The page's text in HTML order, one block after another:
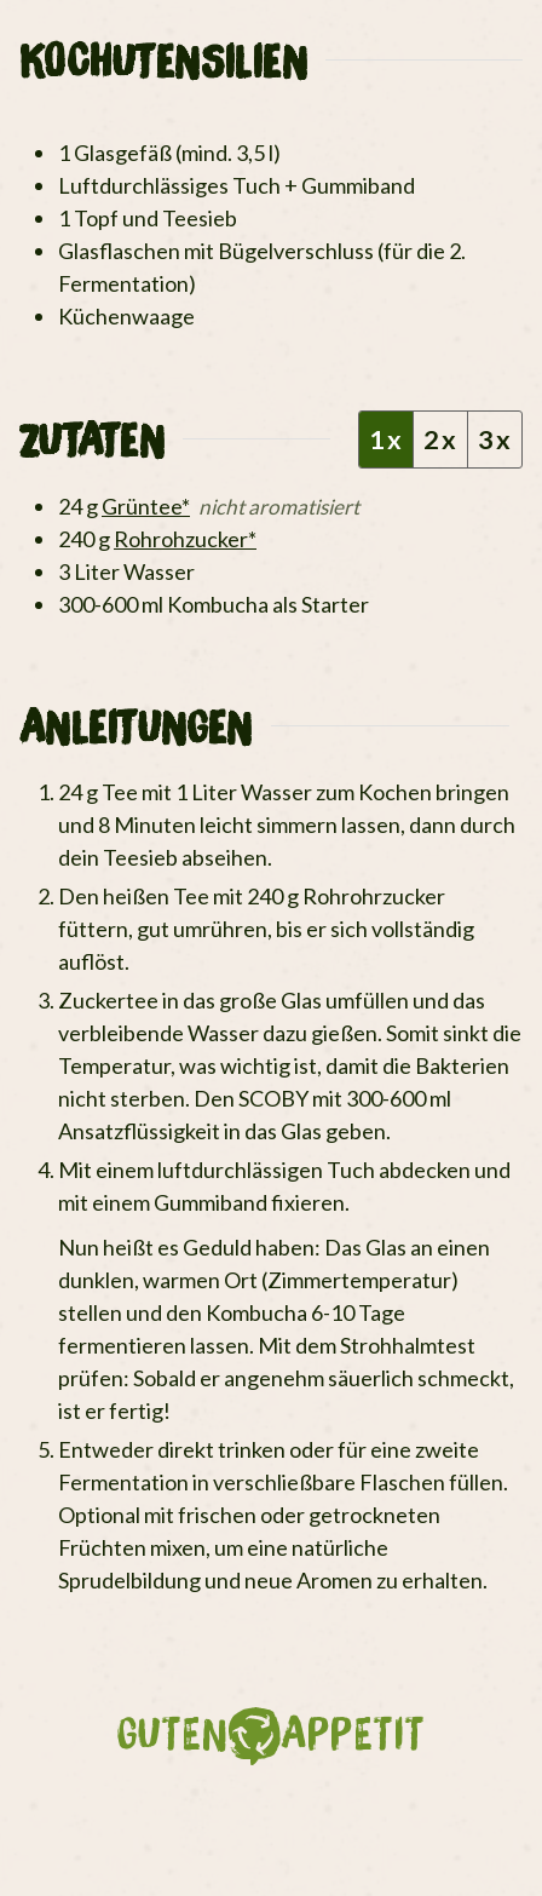
KOCHUTENSILIEN
1 Glasgefäß (mind. 3,5 l)
Luftdurchlässiges Tuch + Gummiband
1 Topf und Teesieb
Glasflaschen mit Bügelverschluss (für die 2.
Fermentation)
Küchenwaage
ZUTATEN 1x 2x 3x
24gGrüntee* nicht aromatisiert
240g Rohrohzucker*
3 LiterWasser
300-600ml Kombucha als Starter
ANLEITUNGEN
24 g Tee mit 1 Liter Wasser zum Kochen bringen
und 8 Minuten leicht simmern lassen, dann durch
dein Teesieb abseihen.
Den heißen Tee mit 240 g Rohrohrzucker
füttern, gut umrühren, bis er sich vollständig
auflöst.
Zuckertee in das große Glas umfüllen und das
verbleibende Wasser dazu gießen. Somit sinkt die
Temperatur, was wichtig ist, damit die Bakterien
nicht sterben. Den SCOBY mit 300-600 ml
Ansatzflüssigkeit in das Glas geben.
Mit einem luftdurchlässigen Tuch abdecken und
mit einem Gummiband fixieren.
Nun heißt es Geduld haben: Das Glas an einen
dunklen, warmen Ort (Zimmertemperatur)
stellen und den Kombucha 6-10 Tage
fermentieren lassen. Mit dem Strohhalmtest
prüfen: Sobald er angenehm säuerlich schmeckt,
ist er fertig!
Entweder direkt trinken oder für eine zweite
Fermentation in verschließbare Flaschen füllen.
Optional mit frischen oder getrockneten
Früchten mixen, um eine natürliche
Sprudelbildung und neue Aromen zu erhalten.
GUTEN APPETIT